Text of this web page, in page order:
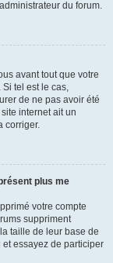
du forum.
avant tout que votre
Si tel est le cas,
de ne pas avoir été
internet ait un
corriger.
plus me
votre compte
suppriment
taille de leur base de
essayez de participer